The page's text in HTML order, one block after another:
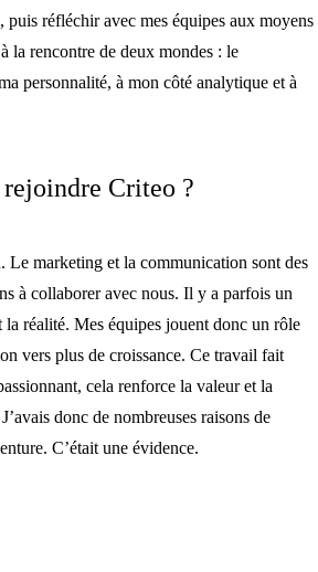
puis réfléchir avec mes équipes aux moyens
la rencontre de deux mondes : le
personnalité, à mon côté analytique et à
rejoindre Criteo ?
Le marketing et la communication sont des
à collaborer avec nous. Il y a parfois un
la réalité. Mes équipes jouent donc un rôle
vers plus de croissance. Ce travail fait
cela renforce la valeur et la
donc de nombreuses raisons de
C’était une évidence.